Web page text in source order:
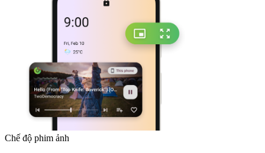
Chế độ phim ảnh